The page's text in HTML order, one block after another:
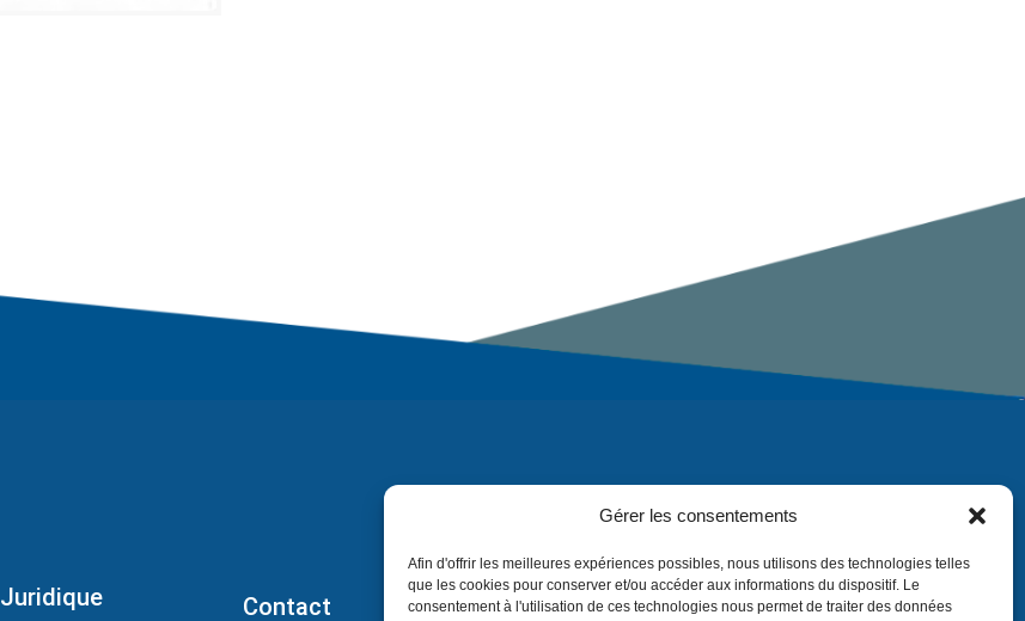
Gérer les consentements
Afin d'offrir les meilleures expériences possibles, nous utilisons des technologies telles
que les cookies pour conserver et/ou accéder aux informations du dispositif. Le
consentement à l'utilisation de ces technologies nous permet de traiter des données
Juridique Contact